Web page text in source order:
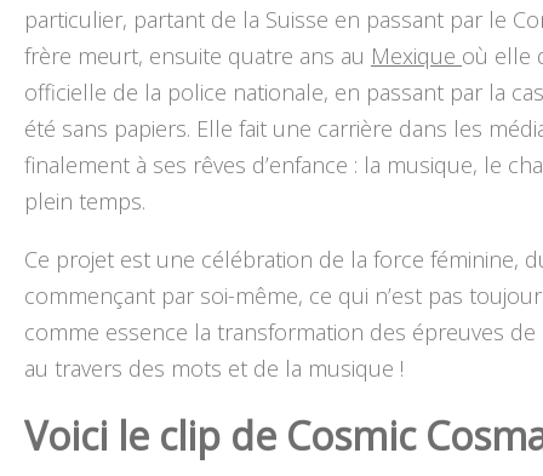
particulier, partant de la Suisse en passant par le
frère meurt, ensuite quatre ans au Mexique où elle
officielle de la police nationale, en passant par la
été sans papiers. Elle fait une carrière dans les
finalement à ses rêves d’enfance : la musique, le
plein temps.
Ce projet est une célébration de la force féminine,
commençant par soi-même, ce qui n’est pas
comme essence la transformation des épreuves de
au travers des mots et de la musique !
Voici le clip de Cosmic